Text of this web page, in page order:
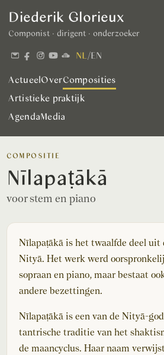
Diederik Glorieux
Componist · dirigent · onderzoeker
NL /EN
Actueel OverComposities
Artistieke praktijk
AgendaMedia
COMPOSITIE
Nīlapaṭākā
voor stem en piano
Nīlapaṭākā is het twaalfde deel uit
Nityā. Het werk werd
sopraan en piano, maar bestaat
andere bezettingen.
Nīlapaṭākā is een van de Nityā-
tantrische traditie van het
de maancyclus. Haar naam